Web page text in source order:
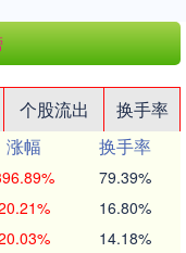
个股流出
换手率
涨幅
换手率
79.39%
16.80%
14.18%